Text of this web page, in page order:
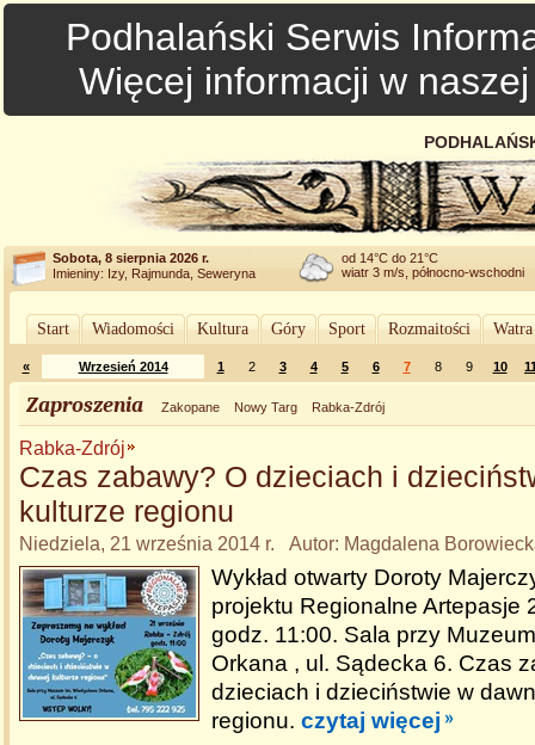
Podhalański Serwis
Więcej informacji w
Sobota, 8 sierpnia 2026 r.
Imieniny: Izy, Rajmunda, Seweryna
od 14°C do 21°C
wiatr 3 m/s, północno-wschodni
Start Wiadomości Kultura Góry Sport Rozmaitości
« Wrzesień 2014 1 2 3 4 5 6 7 8 9 10
Zaproszenia Zakopane Nowy Targ Rabka-Zdrój
Rabka-Zdrój
Czas zabawy? O dzieciach i
kulturze regionu
Niedziela, 21 września 2014 r. Autor: Magdalena
Wykład otwarty Doroty
projektu Regionalne Artepasje
godz. 11:00. Sala przy Muzeum
Orkana , ul. Sądecka 6. Czas
dzieciach i dzieciństwie w
regionu. czytaj więcej